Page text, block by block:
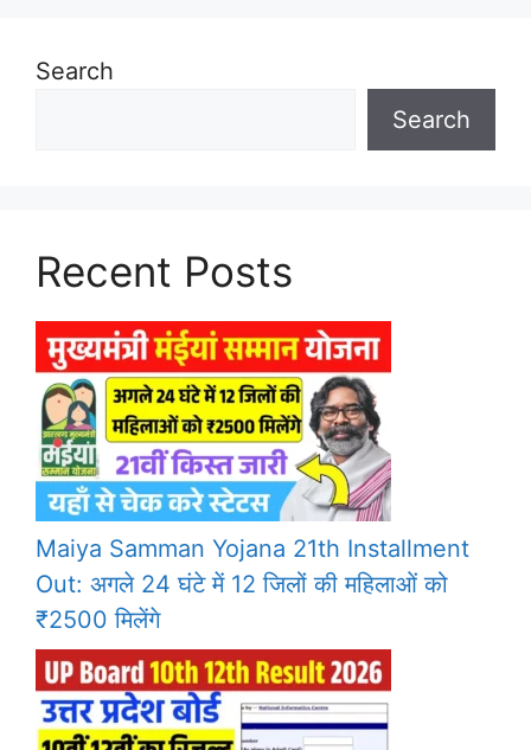
Search
Search
Recent Posts
Maiya Samman Yojana 21th Installment
Out: अगले 24 घंटे में 12 जिलों की महिलाओं को
₹2500 मिलेंगे